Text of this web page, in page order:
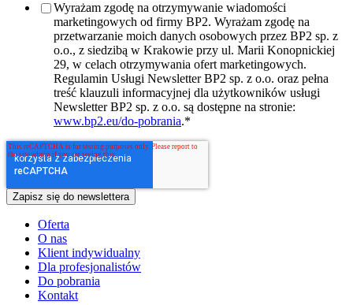
Wyrażam zgodę na otrzymywanie wiadomości
marketingowych od firmy BP2. Wyrażam zgodę na
przetwarzanie moich danych osobowych przez BP2 sp. z
o.o., z siedzibą w Krakowie przy ul. Marii Konopnickiej
29, w celach otrzymywania ofert marketingowych.
Regulamin Usługi Newsletter BP2 sp. z o.o. oraz pełna
treść klauzuli informacyjnej dla użytkowników usługi
Newsletter BP2 sp. z o.o. są dostępne na stronie:
www.bp2.eu/do-pobrania.*
Oferta
O nas
Klient indywidualny
Dla profesjonalistów
Do pobrania
Kontakt